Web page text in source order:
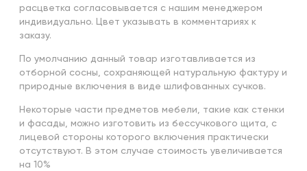
расцветка согласовывается с нашим менеджером
индивидуально. Цвет указывать в комментариях к
заказу.
По умолчанию данный товар изготавливается из
отборной сосны, сохраняющей натуральную фактуру и
природные включения в виде шлифованных сучков.
Некоторые части предметов мебели, такие как стенки
и фасады, можно изготовить из бессучкового щита, с
лицевой стороны которого включения практически
отсутствуют. В этом случае стоимость увеличивается
на 10%